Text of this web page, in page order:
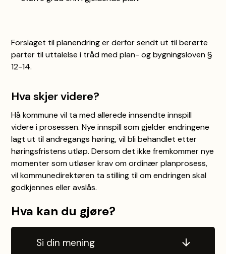
Forslaget til planendring er derfor sendt ut til berørte
parter til uttalelse i tråd med plan- og bygningsloven §
12-14.
Hva skjer videre?
Hå kommune vil ta med allerede innsendte innspill
videre i prosessen. Nye innspill som gjelder endringene
lagt ut til andregangs høring, vil bli behandlet etter
høringsfristens utløp. Dersom det ikke fremkommer nye
momenter som utløser krav om ordinær planprosess,
vil kommunedirektøren ta stilling til om endringen skal
godkjennes eller avslås.
Hva kan du gjøre?
Si din mening